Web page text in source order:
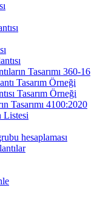
Tasarımı 360-16
Tasarım Örneği
Tasarım Örneği
Tasarımı 4100:2020
Listesi
hesaplaması